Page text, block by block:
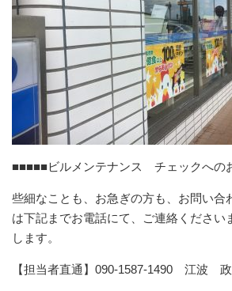
■■■■■ビルメンテナンス チェックへの
些細なことも、お急ぎの方も、お問い合
は下記までお電話にて、ご連絡ください
します。
【担当者直通】090-1587-1490 江波